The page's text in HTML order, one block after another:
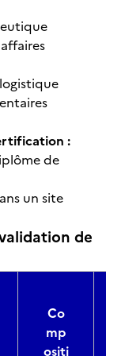
:
de
un site
de
Co
mp
ositi